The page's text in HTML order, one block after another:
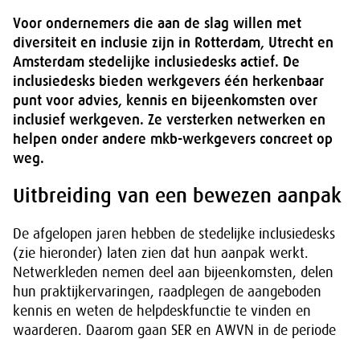
Voor ondernemers die aan de slag willen met
diversiteit en inclusie zijn in Rotterdam, Utrecht en
Amsterdam stedelijke inclusiedesks actief. De
inclusiedesks bieden werkgevers één herkenbaar
punt voor advies, kennis en bijeenkomsten over
inclusief werkgeven. Ze versterken netwerken en
helpen onder andere mkb-werkgevers concreet op
weg.
Uitbreiding van een bewezen aanpak
De afgelopen jaren hebben de stedelijke inclusiedesks
(zie hieronder) laten zien dat hun aanpak werkt.
Netwerkleden nemen deel aan bijeenkomsten, delen
hun praktijkervaringen, raadplegen de aangeboden
kennis en weten de helpdeskfunctie te vinden en
waarderen. Daarom gaan SER en AWVN in de periode